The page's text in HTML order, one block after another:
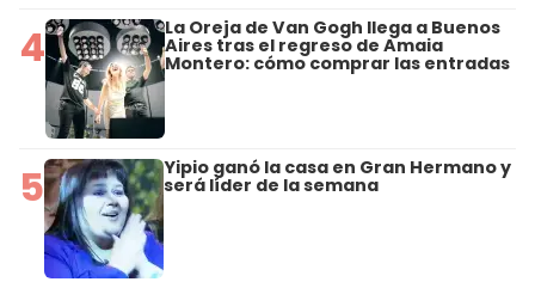
4 La Oreja de Van Gogh llega a Buenos
Aires tras el regreso de Amaia
Montero: cómo comprar las entradas
5 Yipio ganó la casa en Gran Hermano y
será líder de la semana